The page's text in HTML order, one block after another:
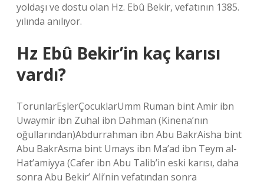
yoldaşı ve dostu olan Hz. Ebû Bekir, vefatının 1385.
yılında anılıyor.
Hz Ebû Bekir’in kaç karısı
vardı?
TorunlarEşlerÇocuklarUmm Ruman bint Amir ibn
Uwaymir ibn Zuhal ibn Dahman (Kinena’nın
oğullarından)Abdurrahman ibn Abu BakrAisha bint
Abu BakrAsma bint Umays ibn Ma’ad ibn Teym al-
Hat’amiyya (Cafer ibn Abu Talib’in eski karısı, daha
sonra Abu Bekir’ Ali’nin vefatından sonra